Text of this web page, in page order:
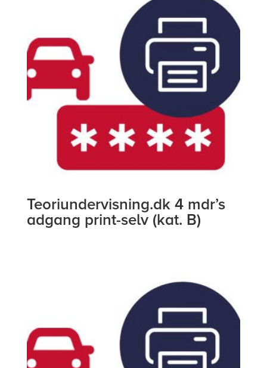
Teoriundervisning.dk 4 mdr’s
adgang print-selv (kat. B)